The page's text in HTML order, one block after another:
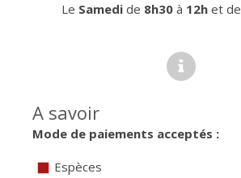
Le Samedi de 8h30 à 12h et de
A savoir
Mode de paiements acceptés :
Espèces